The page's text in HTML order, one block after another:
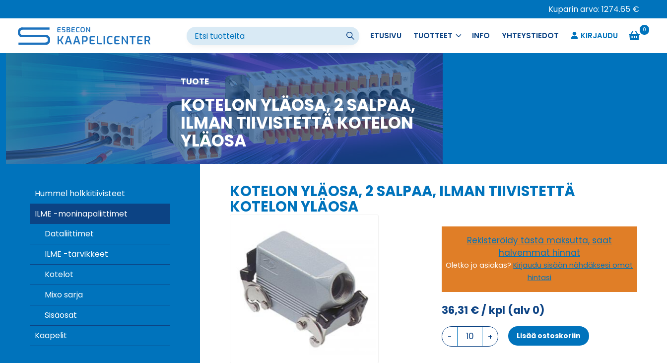
sisältöön
Kuparin arvo: 1274.65 €
ETUSIVU TUOTTEET INFO YHTEYSTIEDOT KIRJAUDU
0
TUOTE
KOTELON YLÄOSA, 2 SALPAA,
ILMAN TIIVISTETTÄ KOTELON
YLÄOSA
Hummel holkkitiivisteet
ILME -moninapaliittimet
Dataliittimet
ILME -tarvikkeet
Kotelot
Mixo sarja
Sisäosat
Kaapelit
KOTELON YLÄOSA, 2 SALPAA, ILMAN TIIVISTETTÄ
KOTELON YLÄOSA
Rekisteröidy tästä maksutta, saat
halvemmat hinnat
Oletko jo asiakas?Kirjaudu sisään nähdäksesi omat
hintasi
36,31 €/ kpl (alv 0)
KOTELON
YLÄOSA,
Lisää ostoskoriin